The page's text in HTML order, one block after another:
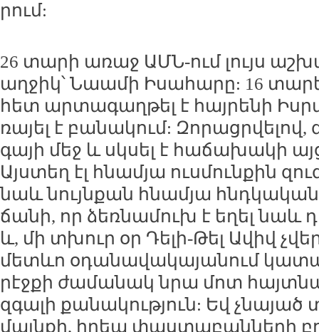
րում:
26 տա­րի ա­ռաջ ԱՄՆ-ում լույս
աղ­ջիկ՝ Նաա­մի Ի­սա­հա­րը: 16
հետ ար­տա­գաղ­թել է հայ­րե­նի
ռա­յել է բա­նա­կում: Զո­րացր­վե­լով,
գա­յի մեջ և սկ­սել է հա­ճա­խա­կի
Այս­տեղ էլ հնա­մյա ուս­մուն­քին
նաև նույն­քան հնա­մյա
ճա­նի, որ ձեռ­նա­մուխ է ե­ղել
և, մի տխուր օր Դե­լի-Թել Ա­վիվ
մետևո օ­դա­նա­վա­կա­յա­նում
րէջ­քի ժա­մա­նակ նրա մոտ
զգա­լի քա­նա­կու­թյուն: Եվ
մայն­քի, հրեա փաս­տա­բան­նե­րի